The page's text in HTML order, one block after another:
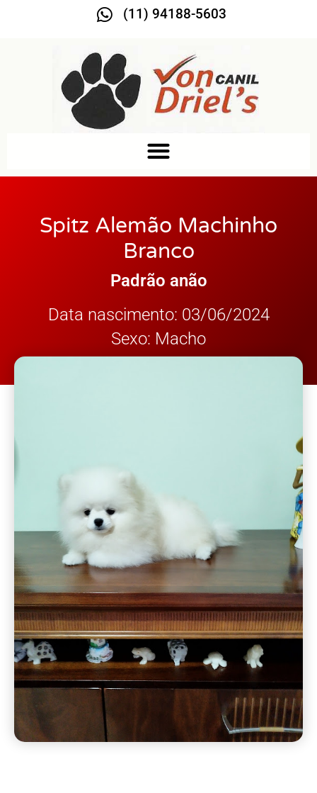
(11) 94188-5603
Spitz Alemão Machinho
Branco
Padrão anão
Data nascimento: 03/06/2024
Sexo: Macho